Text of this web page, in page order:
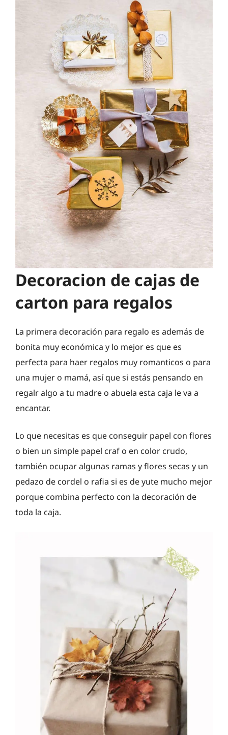
Decoracion de cajas de
carton para regalos
La primera decoración para regalo es además de
bonita muy económica y lo mejor es que es
perfecta para haer regalos muy romanticos o para
una mujer o mamá, así que si estás pensando en
regalr algo a tu madre o abuela esta caja le va a
encantar.
Lo que necesitas es que conseguir papel con flores
o bien un simple papel craf o en color crudo,
también ocupar algunas ramas y flores secas y un
pedazo de cordel o rafia si es de yute mucho mejor
porque combina perfecto con la decoración de
toda la caja.